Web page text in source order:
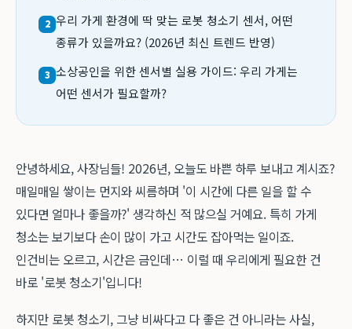
2 우리 가게 환경에 딱 맞는 로봇 청소기 센서, 어떤
종류가 있을까요? (2026년 최신 트렌드 반영)
3 소상공인을 위한 센서별 실용 가이드: 우리 가게는
어떤 센서가 필요할까?
안녕하세요, 사장님들! 2026년, 오늘도 바쁜 하루 보내고 계시죠?
매일매일 쌓이는 먼지와 씨름하며 '이 시간에 다른 일을 할 수
있다면 얼마나 좋을까?' 생각하신 적 많으실 거예요. 특히 가게
청소는 보기보다 손이 많이 가고 시간도 잡아먹는 일이죠.
인건비는 오르고, 시간은 금인데… 이럴 때 우리에게 필요한 건
바로 '로봇 청소기'입니다!
하지만 로봇 청소기, 그냥 비싸다고 다 좋은 건 아니라는 사실,